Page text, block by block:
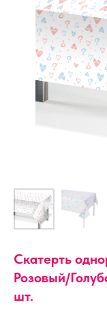
Скатерть
Розовый/
шт.